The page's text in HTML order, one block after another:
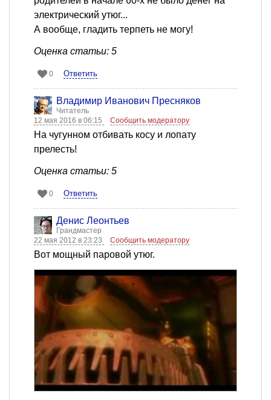
электрический утюг...
А вообще, гладить терпеть не могу!
Оценка статьи: 5
0 Ответить
Владимир Иванович Пресняков
Читатель
12 мая 2016 в 06:15
Сообщить модератору
На чугунном отбивать косу и лопату
прелесть!
Оценка статьи: 5
0 Ответить
Денис Леонтьев
Грандмастер
22 мая 2012 в 23:23
Сообщить модератору
Вот мощный паровой утюг.